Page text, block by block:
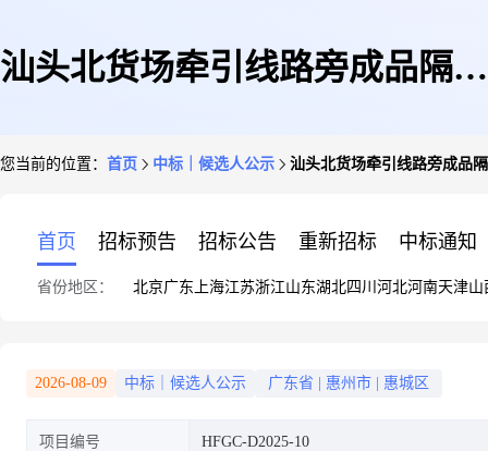
汕头北货场牵引线路旁成品隔离
您当前的位置： 首页 中标｜候选人公示 汕头北货场牵引线路旁成品
首页 招标预告 招标公告 重新招标 中标通知
省份地区： 北京广东 上海江苏浙江山东湖北四川 河北河南天津山
2026-08-09 中标｜候选人公示 广东省 惠州市 惠城区
项目编号 HFGC-D2025-10